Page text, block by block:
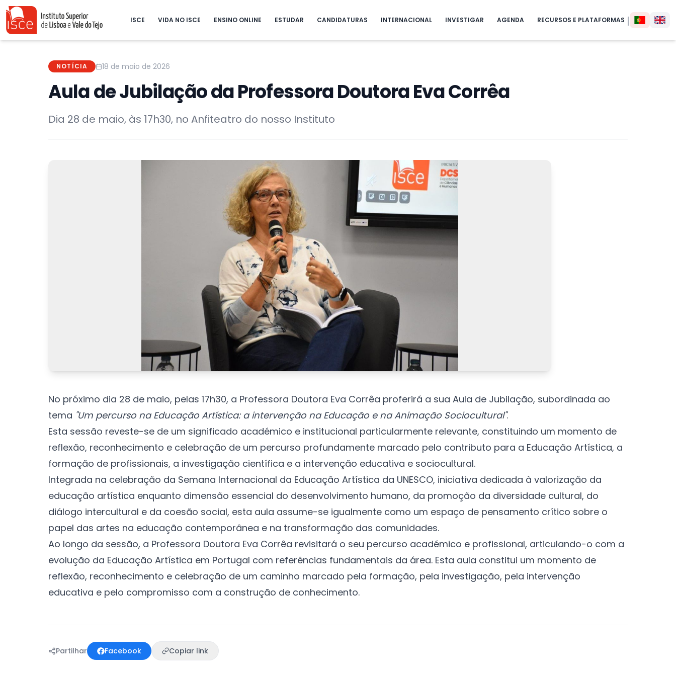
ISCE VIDA NO ISCE ENSINO ONLINE ESTUDAR CANDIDATURAS INTERNACIONAL INVESTIGAR AGENDA RECURSOS E PLATAFORMAS |
NOTÍCIA 18 de maio de 2026
Aula de Jubilação da Professora Doutora Eva Corrêa
Dia 28 de maio, às 17h30, no Anfiteatro do nosso Instituto
No próximo dia 28 de maio, pelas 17h30, a Professora Doutora Eva Corrêa proferirá a sua Aula de Jubilação, subordinada ao
tema "Um percurso na Educação Artística: a intervenção na Educação e na Animação Sociocultural".
Esta sessão reveste-se de um significado académico e institucional particularmente relevante, constituindo um momento de
reflexão, reconhecimento e celebração de um percurso profundamente marcado pelo contributo para a Educação Artística, a
formação de profissionais, a investigação científica e a intervenção educativa e sociocultural.
Integrada na celebração da Semana Internacional da Educação Artística da UNESCO, iniciativa dedicada à valorização da
educação artística enquanto dimensão essencial do desenvolvimento humano, da promoção da diversidade cultural, do
diálogo intercultural e da coesão social, esta aula assume-se igualmente como um espaço de pensamento crítico sobre o
papel das artes na educação contemporânea e na transformação das comunidades.
Ao longo da sessão, a Professora Doutora Eva Corrêa revisitará o seu percurso académico e profissional, articulando-o com a
evolução da Educação Artística em Portugal com referências fundamentais da área. Esta aula constitui um momento de
reflexão, reconhecimento e celebração de um caminho marcado pela formação, pela investigação, pela intervenção
educativa e pelo compromisso com a construção de conhecimento.
Partilhar Facebook Copiar link